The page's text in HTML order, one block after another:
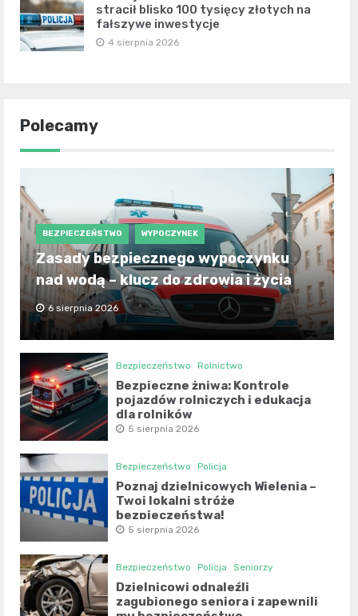
stracił blisko 100 tysięcy złotych na
fałszywe inwestycje
4 sierpnia 2026
Polecamy
BEZPIECZEŃSTWO WYPOCZYNEK
Zasady bezpiecznego wypoczynku
nad wodą – klucz do zdrowia i życia
6 sierpnia 2026
Bezpieczeństwo Rolnictwo
Bezpieczne żniwa: Kontrole
pojazdów rolniczych i edukacja
dla rolników
5 sierpnia 2026
Bezpieczeństwo Policja
Poznaj dzielnicowych Wielenia –
Twoi lokalni stróże
bezpieczeństwa!
5 sierpnia 2026
Bezpieczeństwo Policja Seniorzy
Dzielnicowi odnaleźli
zagubionego seniora i zapewnili